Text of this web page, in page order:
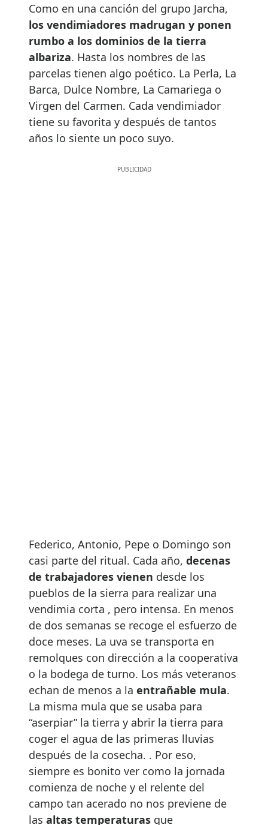
Como en una canción del grupo Jarcha,
los vendimiadores madrugan y ponen
rumbo a los dominios de la tierra
albariza. Hasta los nombres de las
parcelas tienen algo poético. La Perla, La
Barca, Dulce Nombre, La Camariega o
Virgen del Carmen. Cada vendimiador
tiene su favorita y después de tantos
años lo siente un poco suyo.
Federico, Antonio, Pepe o Domingo son
casi parte del ritual. Cada año, decenas
de trabajadores vienen desde los
pueblos de la sierra para realizar una
vendimia corta , pero intensa. En menos
de dos semanas se recoge el esfuerzo de
doce meses. La uva se transporta en
remolques con dirección a la cooperativa
o la bodega de turno. Los más veteranos
echan de menos a la entrañable mula.
La misma mula que se usaba para
“aserpiar” la tierra y abrir la tierra para
coger el agua de las primeras lluvias
después de la cosecha. . Por eso,
siempre es bonito ver como la jornada
comienza de noche y el relente del
campo tan acerado no nos previene de
las altas temperaturas que